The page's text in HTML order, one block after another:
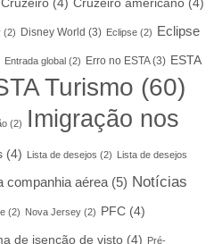
Cruzeiro (4) Cruzeiro americano (4)
(2) Disney World (3) Eclipse (2)
Eclipse
Entrada global (2) Erro no ESTA(3) ESTA
Turismo (60)
(2)
Imigração nos
(4) Lista de desejos (2) Lista de desejos
companhia aérea(5) Notícias
(2) Nova Jersey (2) PFC (4)
de isenção de visto (4) Pré-